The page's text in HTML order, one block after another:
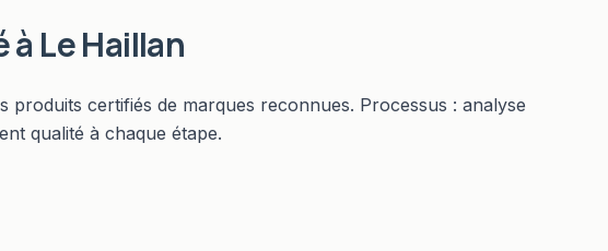
à Le Haillan
certifiés de marques reconnues. Processus : analyse
qualité à chaque étape.